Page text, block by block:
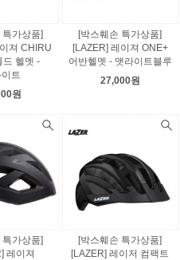
특가상품]
져 CHIRU
드 헬멧 -
트
원
[박스훼손 특가상품]
[LAZER] 레이져 ONE+
어반헬멧 - 맷라이트블루
27,000원
특가상품]
레이져
[박스훼손 특가상품]
[LAZER] 레이저 컴팩트